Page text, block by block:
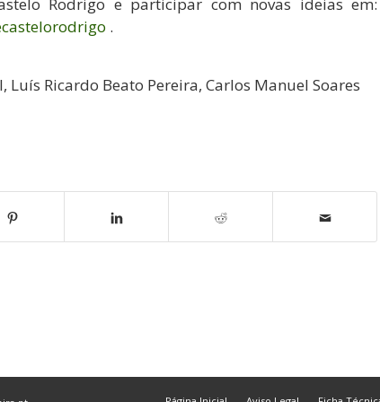
Rodrigo e participar com novas ideias em:
.
Ricardo Beato Pereira, Carlos Manuel Soares